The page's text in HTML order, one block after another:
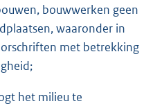
bouwwerken geen
waaronder in
met betrekking
het milieu te